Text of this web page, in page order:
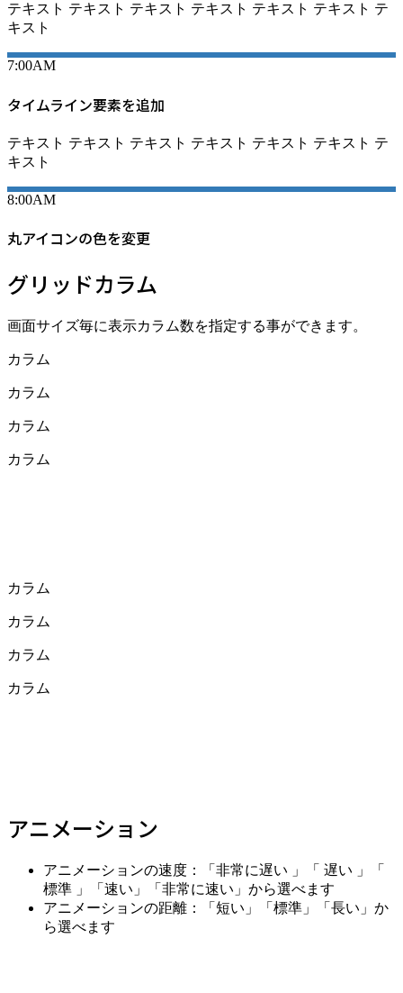
テキスト テキスト テキスト テキスト テキスト テキスト テ
キスト
7:00AM
タイムライン要素を追加
テキスト テキスト テキスト テキスト テキスト テキスト テ
キスト
8:00AM
丸アイコンの色を変更
グリッドカラム
画面サイズ毎に表示カラム数を指定する事ができます。
カラム
カラム
カラム
カラム
カラム
カラム
カラム
カラム
アニメーション
アニメーションの速度：「非常に遅い 」「 遅い 」「
標準 」「速い」「非常に速い」から選べます
アニメーションの距離：「短い」「標準」「長い」か
ら選べます